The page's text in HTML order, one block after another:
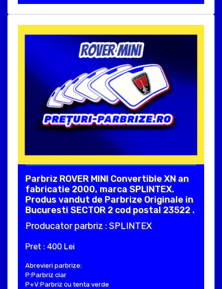
Parbriz ROVER MINI Convertible XN an
fabricatie 2000, marca SPLINTEX.
Produs vandut de Parbrize Originale in
Bucuresti SECTOR 2 cod postal 23522 .
Producator parbriz : SPLINTEX
Pret : 400 Lei
Abrevieri parbrize:
P:Parbriz clar
P+V:Parbriz cu tenta verde